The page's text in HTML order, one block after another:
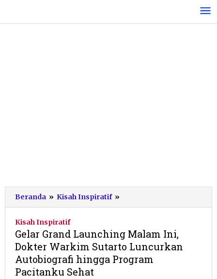
konten
Beranda » Kisah Inspiratif »
Grand
Ini,
Dokter
Warkim
Kisah Inspiratif
Gelar Grand Launching Malam Ini,
Dokter Warkim Sutarto Luncurkan
Autobiografi hingga Program
Pacitanku Sehat